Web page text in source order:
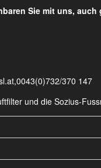
Sie mit uns,
370 147
und die Sozius-